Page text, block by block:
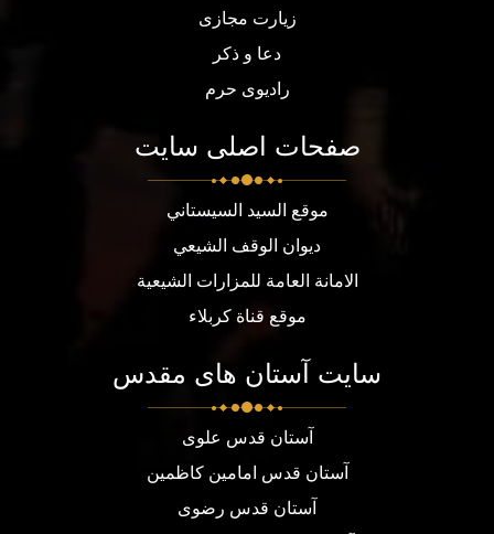
زیارت مجازی
دعا و ذکر
رادیوی حرم
صفحات اصلی سایت
موقع السيد السيستاني
ديوان الوقف الشيعي
الامانة العامة للمزارات الشيعية
موقع قناة كربلاء
سایت آستان های مقدس
آستان قدس علوی
آستان قدس امامین کاظمین
آستان قدس رضوی